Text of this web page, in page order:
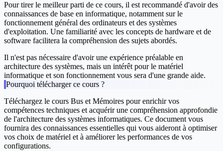
Pour tirer le meilleur parti de ce cours, il est recommandé d'avoir des
connaissances de base en informatique, notamment sur le
fonctionnement général des ordinateurs et des systèmes
d'exploitation. Une familiarité avec les concepts de hardware et de
software facilitera la compréhension des sujets abordés.
Il n'est pas nécessaire d'avoir une expérience préalable en
architecture des systèmes, mais un intérêt pour le matériel
informatique et son fonctionnement vous sera d'une grande aide.
Pourquoi télécharger ce cours ?
Téléchargez le cours Bus et Mémoires pour enrichir vos
compétences techniques et acquérir une compréhension approfondie
de l'architecture des systèmes informatiques. Ce document vous
fournira des connaissances essentielles qui vous aideront à optimiser
vos choix de matériel et à améliorer les performances de vos
configurations.